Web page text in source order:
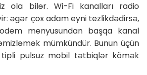
ola bilər. Wi-Fi kanalları radio
əgər çox adam eyni tezlikdədirsə,
menyusundan başqa kanal
mümkündür. Bunun üçün
tipli pulsuz mobil tətbiqlər kömək